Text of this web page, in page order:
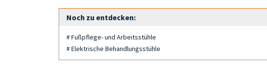
Noch zu entdecken:
# Fußpflege- und Arbeitsstühle
# Elektrische Behandlungsstühle